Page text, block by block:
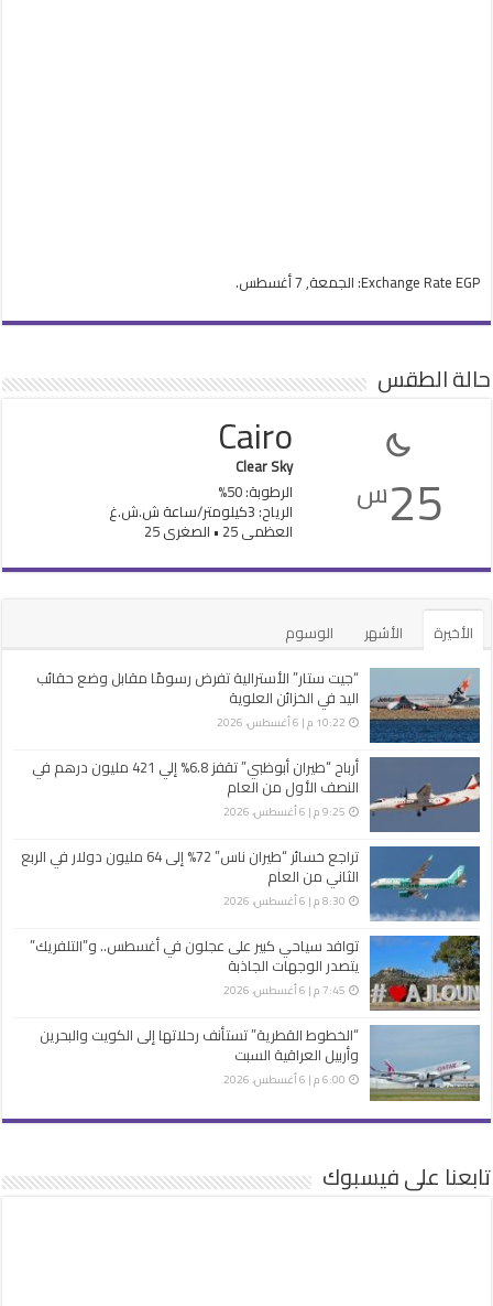
Exchange Rate EGP : الجمعة, 7 أغسطس.
حالة الطقس
25س
Cairo
Clear Sky
الرطوبة: 50%
الرياح: 3كيلومتر/ساعة ش.ش.غ
العظمى 25 • الصغرى 25
الأخيرة الأشهر
الوسوم
“جيت ستار” الأسترالية تفرض رسومًا مقابل وضع حقائب
اليد في الخزائن العلوية
10:22 م | 6 أغسطس، 2026
أرباح “طيران أبوظبي” تقفز 6.8% إلي 421 مليون درهم في
النصف الأول من العام
9:25 م | 6 أغسطس، 2026
تراجع خسائر “طيران ناس” 72% إلى 64 مليون دولار في الربع
الثاني من العام
8:30 م | 6 أغسطس، 2026
توافد سياحي كبير على عجلون في أغسطس.. و”التلفريك”
يتصدر الوجهات الجاذبة
7:45 م | 6 أغسطس، 2026
“الخطوط القطرية” تستأنف رحلاتها إلى الكويت والبحرين
وأربيل العراقية السبت
6:00 م | 6 أغسطس، 2026
تابعنا على فيسبوك